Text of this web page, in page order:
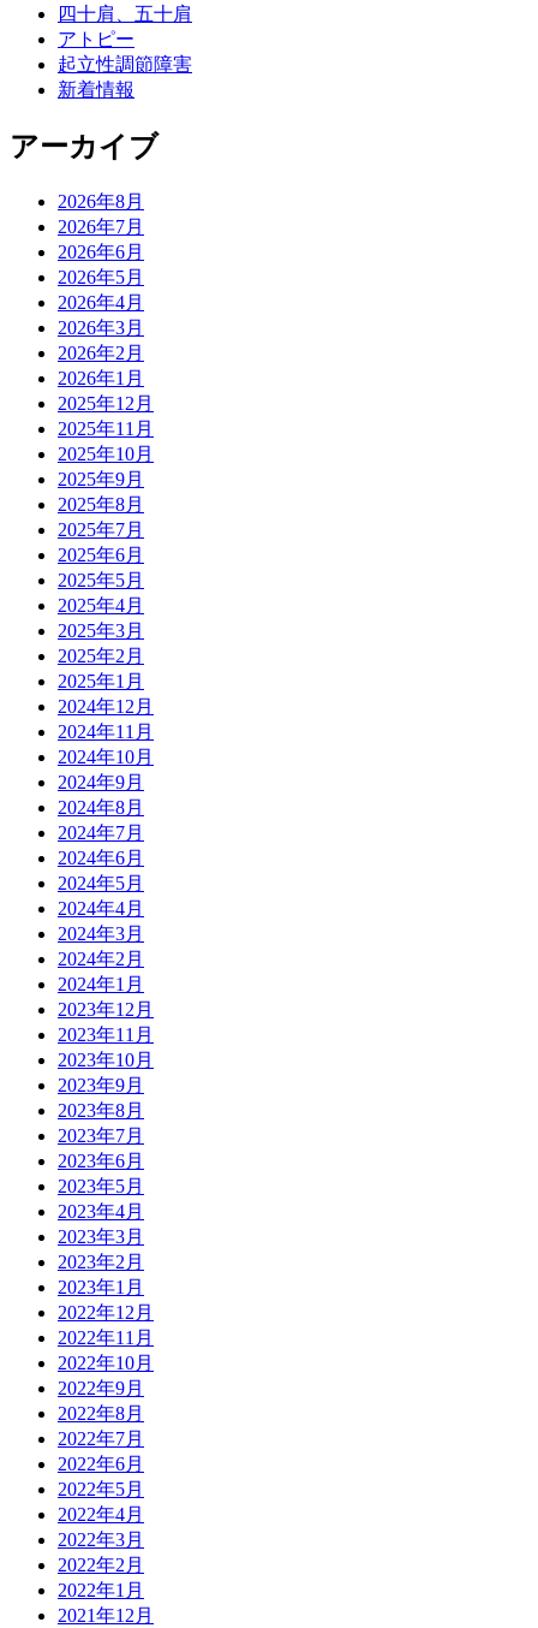
四十肩、五十肩
アトピー
起立性調節障害
新着情報
アーカイブ
2026年8月
2026年7月
2026年6月
2026年5月
2026年4月
2026年3月
2026年2月
2026年1月
2025年12月
2025年11月
2025年10月
2025年9月
2025年8月
2025年7月
2025年6月
2025年5月
2025年4月
2025年3月
2025年2月
2025年1月
2024年12月
2024年11月
2024年10月
2024年9月
2024年8月
2024年7月
2024年6月
2024年5月
2024年4月
2024年3月
2024年2月
2024年1月
2023年12月
2023年11月
2023年10月
2023年9月
2023年8月
2023年7月
2023年6月
2023年5月
2023年4月
2023年3月
2023年2月
2023年1月
2022年12月
2022年11月
2022年10月
2022年9月
2022年8月
2022年7月
2022年6月
2022年5月
2022年4月
2022年3月
2022年2月
2022年1月
2021年12月